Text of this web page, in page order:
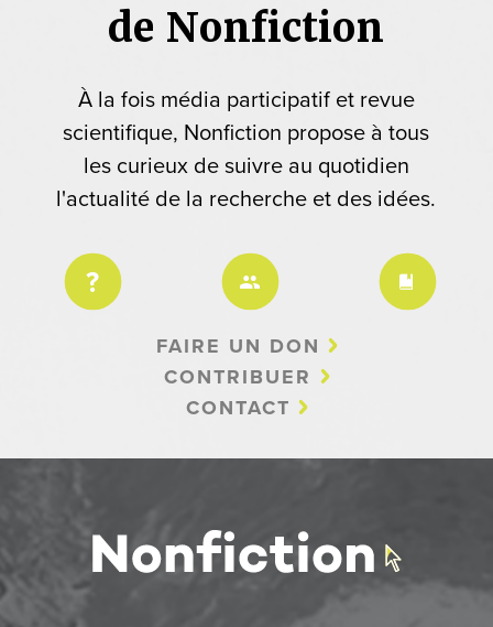
de Nonfiction
À la fois média participatif et revue
scientifique, Nonfiction propose à tous
les curieux de suivre au quotidien
l'actualité de la recherche et des idées.
FAIRE UN DON
CONTRIBUER
CONTACT